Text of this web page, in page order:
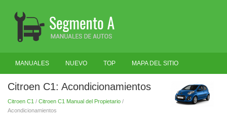
MANUALES NUEVO TOP MAPA DEL SITIO
BUSCAR
Citroen C1: Acondicionamientos
Citroen C1 / Citroen C1 Manual del Propietario /
Acondicionamientos